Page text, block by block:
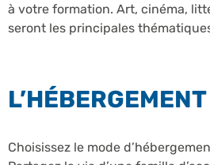
à votre formation. Art, cinéma,
seront les principales
L’HÉBERGEMENT
Choisissez le mode